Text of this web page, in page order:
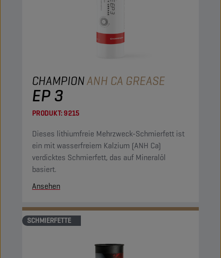
CHAMPIONANH CA GREASE
EP 3
PRODUKT:9215
Dieses lithiumfreie Mehrzweck-Schmierfett ist
ein mit wasserfreiem Kalzium (ANH Ca)
verdicktes Schmierfett, das auf Mineralöl
basiert.
Ansehen
SCHMIERFETTE